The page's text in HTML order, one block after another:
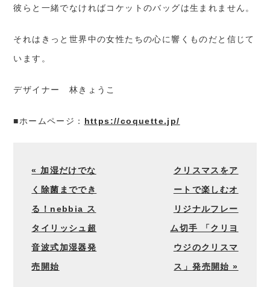
彼らと一緒でなければコケットのバッグは生まれません。
それはきっと世界中の女性たちの心に響くものだと信じて
います。
デザイナー 林きょうこ
■ホームページ： https://coquette.jp/
« 加湿だけでな
く除菌まででき
る！nebbia ス
タイリッシュ超
音波式加湿器発
売開始
クリスマスをア
ートで楽しむオ
リジナルフレー
ム切手 「クリヨ
ウジのクリスマ
ス」発売開始 »